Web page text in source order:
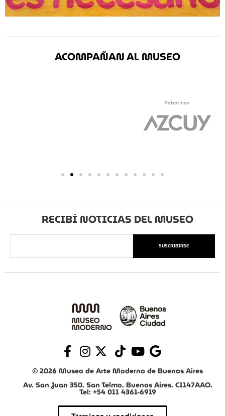
ACOMPAÑAN AL MUSEO
RECIBÍ NOTICIAS DEL MUSEO
SUSCRIBIRSE
© 2026 Museo de Arte Moderno de Buenos Aires
Av. San Juan 350. San Telmo. Buenos Aires. C1147AAO.
Tel: +54 011 4361-6919